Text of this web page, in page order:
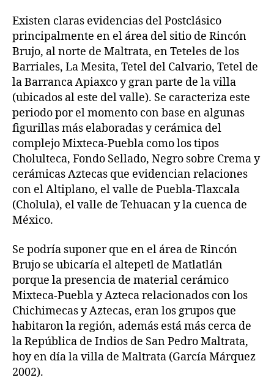
Existen claras evidencias del Postclásico
principalmente en el área del sitio de Rincón
Brujo, al norte de Maltrata, en Teteles de los
Barriales, La Mesita, Tetel del Calvario, Tetel de
la Barranca Apiaxco y gran parte de la villa
(ubicados al este del valle). Se caracteriza este
periodo por el momento con base en algunas
figurillas más elaboradas y cerámica del
complejo Mixteca-Puebla como los tipos
Cholulteca, Fondo Sellado, Negro sobre Crema y
cerámicas Aztecas que evidencian relaciones
con el Altiplano, el valle de Puebla-Tlaxcala
(Cholula), el valle de Tehuacan y la cuenca de
México.
Se podría suponer que en el área de Rincón
Brujo se ubicaría el altepetl de Matlatlán
porque la presencia de material cerámico
Mixteca-Puebla y Azteca relacionados con los
Chichimecas y Aztecas, eran los grupos que
habitaron la región, además está más cerca de
la República de Indios de San Pedro Maltrata,
hoy en día la villa de Maltrata (García Márquez
2002).